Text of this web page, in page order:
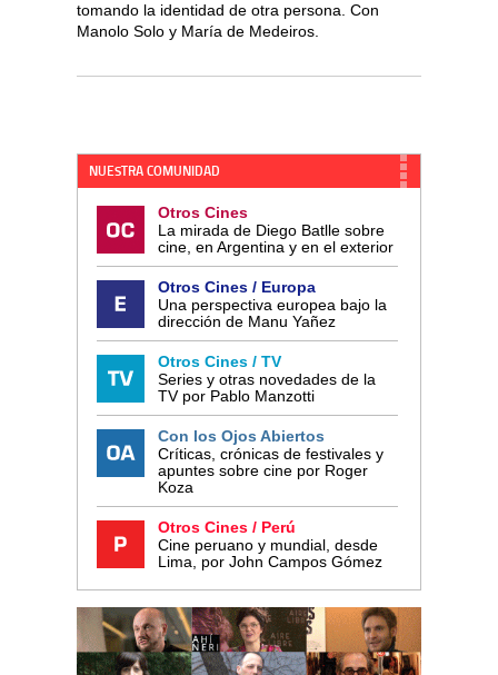
tomando la identidad de otra persona. Con
Manolo Solo y María de Medeiros.
NUESTRA COMUNIDAD
Otros Cines
La mirada de Diego Batlle sobre
cine, en Argentina y en el exterior
Otros Cines / Europa
Una perspectiva europea bajo la
dirección de Manu Yañez
Otros Cines / TV
Series y otras novedades de la
TV por Pablo Manzotti
Con los Ojos Abiertos
Críticas, crónicas de festivales y
apuntes sobre cine por Roger
Koza
Otros Cines / Perú
Cine peruano y mundial, desde
Lima, por John Campos Gómez